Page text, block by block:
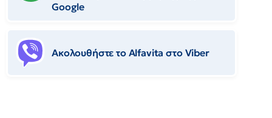
Google
Ακολουθήστε το Αlfavita στο Viber